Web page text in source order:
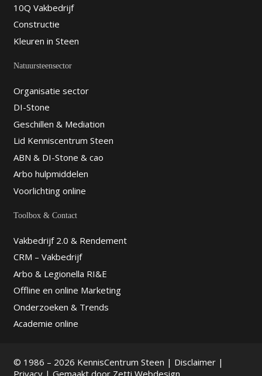
10Q Vakbedrijf
Constructie
Kleuren in Steen
Natuursteensector
Organisatie sector
DI-Stone
Geschillen & Mediation
Lid Kenniscentrum Steen
ABN & DI-Stone & cao
Arbo hulpmiddelen
Voorlichting online
Toolbox & Contact
Vakbedrijf 2.0 & Rendement
CRM – Vakbedrijf
Arbo & Legionella RI&E
Offline en online Marketing
Onderzoeken & Trends
Academie online
© 1986 – 2026 KennisCentrum Steen | Disclaimer|